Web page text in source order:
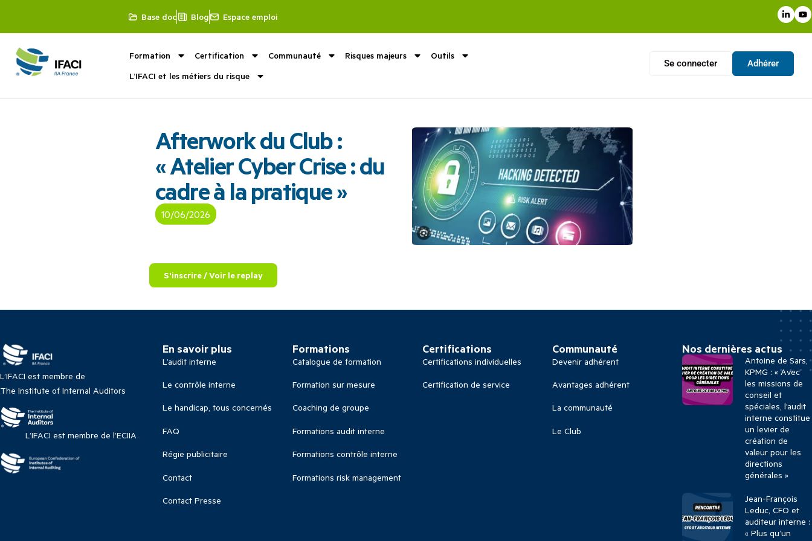
Base doc Blog Espace emploi
Formation Certification Communauté Risques majeurs
Outils
L’IFACI et les métiers du risque
Se connecter Adhérer
Afterwork du Club :
« Atelier Cyber Crise : du
cadre à la pratique »
10/06/2026
S'inscrire / Voir le replay
L’IFACI est membre de
The Institute of Internal Auditors
L’IFACI est membre de l’ECIIA
En savoir plus
L’audit interne
Le contrôle interne
Le handicap, tous concernés
FAQ
Régie publicitaire
Contact
Contact Presse
Formations
Catalogue de formation
Formation sur mesure
Coaching de groupe
Formations audit interne
Formations contrôle interne
Formations risk management
Certifications
Certifications individuelles
Certification de service
Communauté
Devenir adhérent
Avantages adhérent
La communauté
Le Club
Nos dernières actus
Antoine de Sars,
KPMG : « Avec
les missions de
conseil et
spéciales, l’audit
interne constitue
un levier de
création de
valeur pour les
directions
générales »
Jean-François
Leduc, CFO et
auditeur interne :
« Plus qu’un